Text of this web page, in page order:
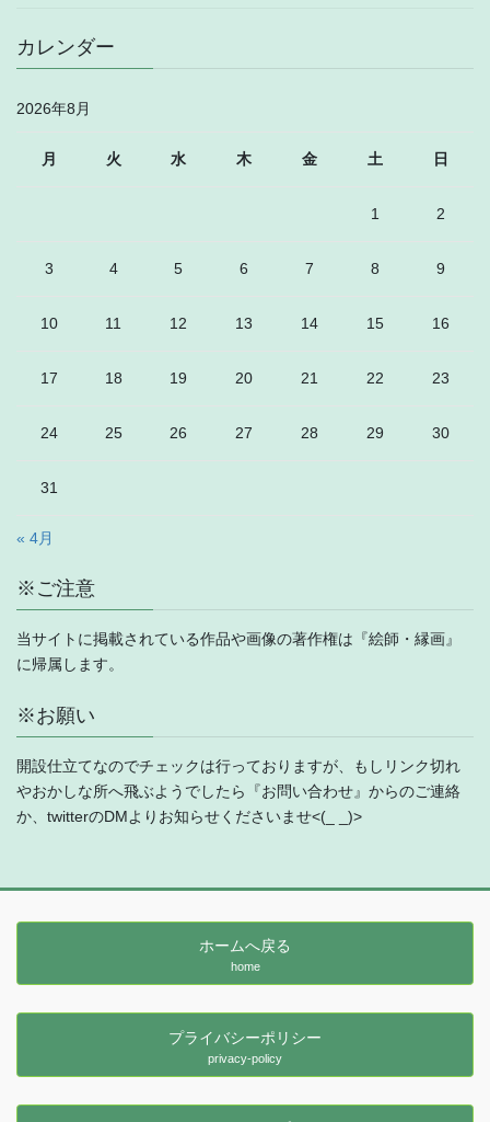
カレンダー
2026年8月
月 火 水 木 金 土 日
1 2
3 4 5 6 7 8 9
10 11 12 13 14 15 16
17 18 19 20 21 22 23
24 25 26 27 28 29 30
31
« 4月
※ご注意
当サイトに掲載されている作品や画像の著作権は『絵師・縁画』
に帰属します。
※お願い
開設仕立てなのでチェックは行っておりますが、もしリンク切れ
やおかしな所へ飛ぶようでしたら『お問い合わせ』からのご連絡
か、twitterのDMよりお知らせくださいませ<(_ _)>
ホームへ戻る
home
プライバシーポリシー
privacy-policy